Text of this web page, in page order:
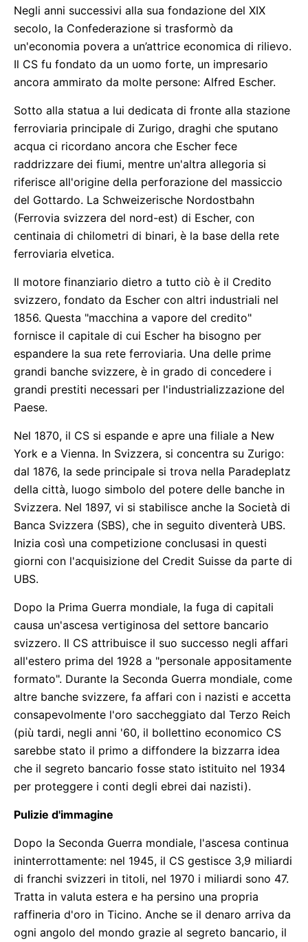
Negli anni successivi alla sua fondazione del XIX
secolo, la Confederazione si trasformò da
un'economia povera a un’attrice economica di rilievo.
Il CS fu fondato da un uomo forte, un impresario
ancora ammirato da molte persone: Alfred Escher.
Sotto alla statua a lui dedicata di fronte alla stazione
ferroviaria principale di Zurigo, draghi che sputano
acqua ci ricordano ancora che Escher fece
raddrizzare dei fiumi, mentre un'altra allegoria si
riferisce all'origine della perforazione del massiccio
del Gottardo. La Schweizerische Nordostbahn
(Ferrovia svizzera del nord-est) di Escher, con
centinaia di chilometri di binari, è la base della rete
ferroviaria elvetica.
Il motore finanziario dietro a tutto ciò è il Credito
svizzero, fondato da Escher con altri industriali nel
1856. Questa "macchina a vapore del credito"
fornisce il capitale di cui Escher ha bisogno per
espandere la sua rete ferroviaria. Una delle prime
grandi banche svizzere, è in grado di concedere i
grandi prestiti necessari per l'industrializzazione del
Paese.
Nel 1870, il CS si espande e apre una filiale a New
York e a Vienna. In Svizzera, si concentra su Zurigo:
dal 1876, la sede principale si trova nella Paradeplatz
della città, luogo simbolo del potere delle banche in
Svizzera. Nel 1897, vi si stabilisce anche la Società di
Banca Svizzera (SBS), che in seguito diventerà UBS.
Inizia così una competizione conclusasi in questi
giorni con l'acquisizione del Credit Suisse da parte di
UBS.
Dopo la Prima Guerra mondiale, la fuga di capitali
causa un'ascesa vertiginosa del settore bancario
svizzero. Il CS attribuisce il suo successo negli affari
all'estero prima del 1928 a "personale appositamente
formato". Durante la Seconda Guerra mondiale, come
altre banche svizzere, fa affari con i nazisti e accetta
consapevolmente l'oro saccheggiato dal Terzo Reich
(più tardi, negli anni '60, il bollettino economico CS
sarebbe stato il primo a diffondere la bizzarra idea
che il segreto bancario fosse stato istituito nel 1934
per proteggere i conti degli ebrei dai nazisti).
Pulizie d'immagine
Dopo la Seconda Guerra mondiale, l'ascesa continua
ininterrottamente: nel 1945, il CS gestisce 3,9 miliardi
di franchi svizzeri in titoli, nel 1970 i miliardi sono 47.
Tratta in valuta estera e ha persino una propria
raffineria d'oro in Ticino. Anche se il denaro arriva da
ogni angolo del mondo grazie al segreto bancario, il